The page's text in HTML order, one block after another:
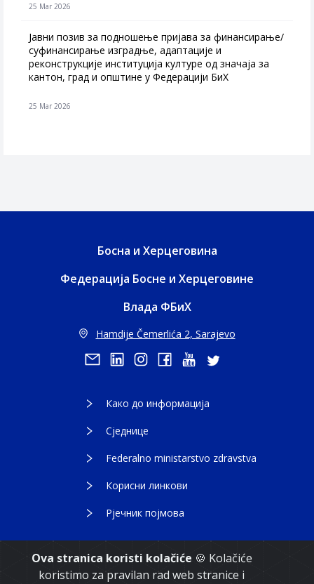
Ova stranica koristi kolačiće 🍪 Kolačiće
koristimo za pravilan rad web stranice i
25 Mar 2026
Јавни позив за подношење пријава за финансирање/
суфинансирање изградње, адаптације и
реконструкције институција културе од значаја за
кантон, град и општине у Федерацији БиХ
25 Mar 2026
Босна и Херцеговина
Федерација Босне и Херцеговине
Влада ФБиХ
Hamdije Čemerlića 2, Sarajevo
Како до информација
Сједнице
Federalno ministarstvo zdravstva
Корисни линкови
Рјечник појмова